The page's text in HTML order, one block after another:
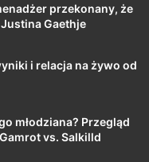
przekonany, że
Gaethje
i relacja na żywo od
młodziana? Przegląd
vs. Salkilld